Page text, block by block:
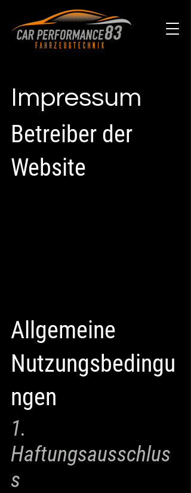
Impressum
Betreiber der
Website
Allgemeine
Nutzungsbedingu
ngen
1.
Haftungsausschlus
s